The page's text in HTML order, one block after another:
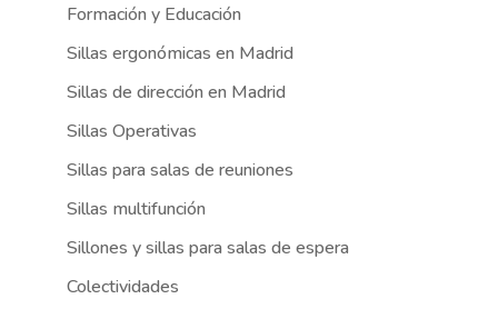
Formación y Educación
Sillas ergonómicas en Madrid
Sillas de dirección en Madrid
Sillas Operativas
Sillas para salas de reuniones
Sillas multifunción
Sillones y sillas para salas de espera
Colectividades